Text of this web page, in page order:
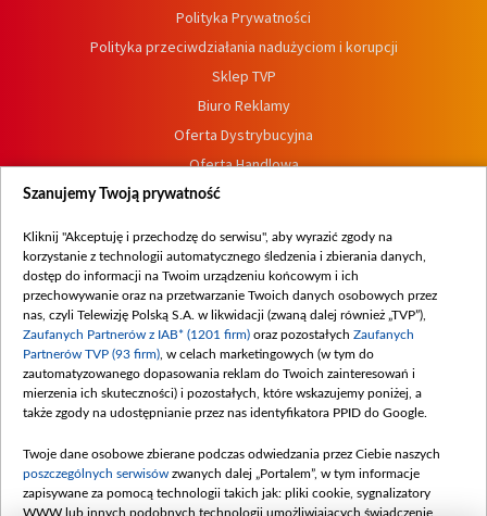
Polityka Prywatności
Polityka przeciwdziałania nadużyciom i korupcji
Sklep TVP
Biuro Reklamy
Oferta Dystrybucyjna
Oferta Handlowa
Dostępność
Procedura zgłoszeń wewnętrznych
Szanujemy Twoją prywatność
Kliknij "Akceptuję i przechodzę do serwisu", aby wyrazić zgody na
korzystanie z technologii automatycznego śledzenia i zbierania danych,
dostęp do informacji na Twoim urządzeniu końcowym i ich
przechowywanie oraz na przetwarzanie Twoich danych osobowych przez
nas, czyli Telewizję Polską S.A. w likwidacji (zwaną dalej również „TVP”),
Zaufanych Partnerów z IAB* (1201 firm) oraz pozostałych Zaufanych
Partnerów TVP (93 firm) , w celach marketingowych (w tym do
zautomatyzowanego dopasowania reklam do Twoich zainteresowań i
mierzenia ich skuteczności) i pozostałych, które wskazujemy poniżej, a
także zgody na udostępnianie przez nas identyfikatora PPID do Google.
Twoje dane osobowe zbierane podczas odwiedzania przez Ciebie naszych
poszczególnych serwisów zwanych dalej „Portalem”, w tym informacje
zapisywane za pomocą technologii takich jak: pliki cookie, sygnalizatory
WWW lub innych podobnych technologii umożliwiających świadczenie